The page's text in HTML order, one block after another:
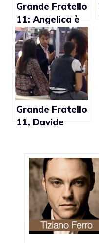
Grande Fratello
11: Angelica è
lesbica?
Grande Fratello
11, Davide
frocio a Nando
Colelli